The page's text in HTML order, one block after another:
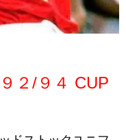
２/９４ CUP